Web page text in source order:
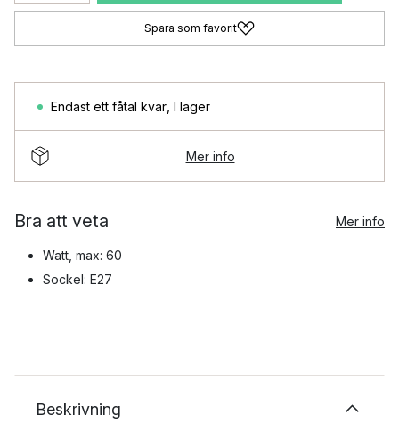
Spara som favorit
Endast ett fåtal kvar I lager
Mer info
Bra att veta Mer info
Watt, max: 60
Sockel: E27
Beskrivning